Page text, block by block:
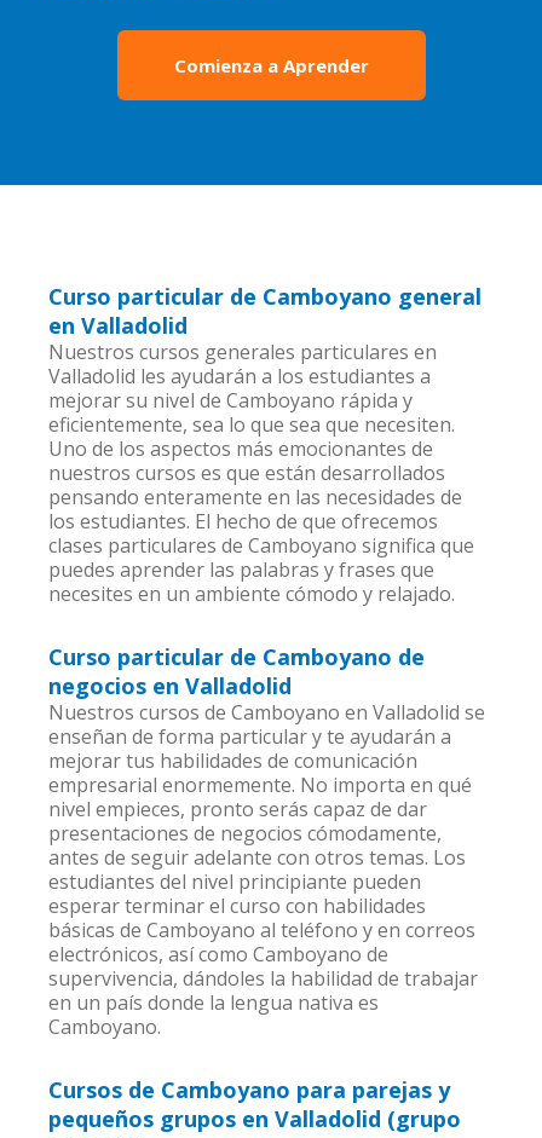
Comienza a Aprender
Curso particular de Camboyano general
en Valladolid
Nuestros cursos generales particulares en
Valladolid les ayudarán a los estudiantes a
mejorar su nivel de Camboyano rápida y
eficientemente, sea lo que sea que necesiten.
Uno de los aspectos más emocionantes de
nuestros cursos es que están desarrollados
pensando enteramente en las necesidades de
los estudiantes. El hecho de que ofrecemos
clases particulares de Camboyano significa que
puedes aprender las palabras y frases que
necesites en un ambiente cómodo y relajado.
Curso particular de Camboyano de
negocios en Valladolid
Nuestros cursos de Camboyano en Valladolid se
enseñan de forma particular y te ayudarán a
mejorar tus habilidades de comunicación
empresarial enormemente. No importa en qué
nivel empieces, pronto serás capaz de dar
presentaciones de negocios cómodamente,
antes de seguir adelante con otros temas. Los
estudiantes del nivel principiante pueden
esperar terminar el curso con habilidades
básicas de Camboyano al teléfono y en correos
electrónicos, así como Camboyano de
supervivencia, dándoles la habilidad de trabajar
en un país donde la lengua nativa es
Camboyano.
Cursos de Camboyano para parejas y
pequeños grupos en Valladolid (grupo